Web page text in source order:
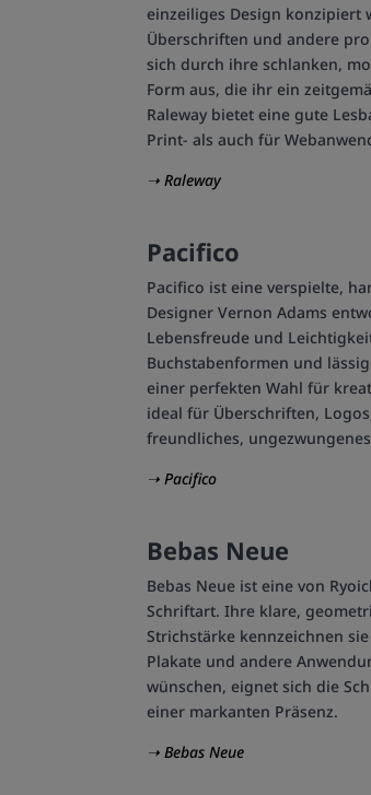
einzeiliges Design konzipiert
Überschriften und andere
sich durch ihre schlanken,
Form aus, die ihr ein
Raleway bietet eine gute
Print- als auch für
➝ Raleway
Pacifico
Pacifico ist eine verspielte,
Designer Vernon Adams
Lebensfreude und
Buchstabenformen und
einer perfekten Wahl für
ideal für Überschriften,
freundliches,
➝ Pacifico
Bebas Neue
Bebas Neue ist eine von
Schriftart. Ihre klare,
Strichstärke kennzeichnen
Plakate und andere
wünschen, eignet sich die
einer markanten Präsenz.
➝ Bebas Neue